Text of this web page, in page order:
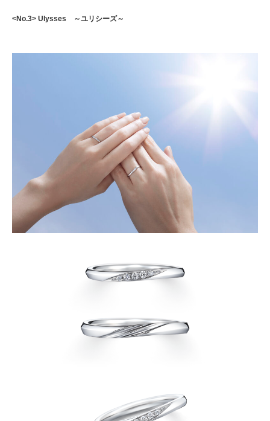
<No.3> Ulysses ～ユリシーズ～